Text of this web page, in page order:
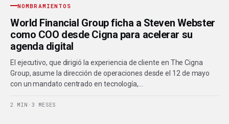
NOMBRAMIENTOS
World Financial Group ficha a Steven Webster
como COO desde Cigna para acelerar su
agenda digital
El ejecutivo, que dirigió la experiencia de cliente en The Cigna
Group, asume la dirección de operaciones desde el 12 de mayo
con un mandato centrado en tecnología,…
2 MIN · 3 MESES